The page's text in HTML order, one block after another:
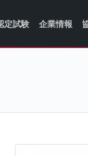
定試験 企業情報